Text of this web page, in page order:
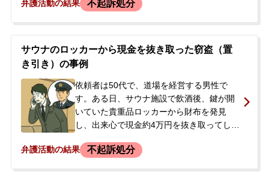
し、翌9月頃から給油に使用し始めました。
件から約3か月後、警察から「防犯カメラに
証拠が映っている」との連絡を受け、警察
署への出頭を要請されました。依頼者は前
科前歴がなく、今後の手続きや刑事処分に
大きな不安を感じ、また体調にも影響が出
始めたことから、当事務所に相談されまし
た。
弁護活動の結果 不起訴処分
サウナのロッカーから現金を抜き取った窃盗（置
き引き）の事例
依頼者は50代で、道場を経営する男性で
す。ある日、サウナ施設で飲酒後、鍵が開
いていた貴重品ロッカーから財布を発見
し、出来心で現金約4万円を抜き取ってしま
頼者はそのまま施設内で休んでいました
弁護活動の結果 不起訴処分